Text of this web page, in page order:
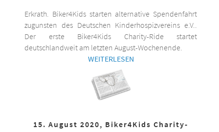
Erkrath. Biker4Kids starten alternative Spendenfahrt
zugunsten des Deutschen Kinderhospizvereins e.V..
Der erste Biker4Kids Charity-Ride startet
deutschlandweit am letzten August-Wochenende.
WEITERLESEN
15. August 2020, Biker4Kids Charity-